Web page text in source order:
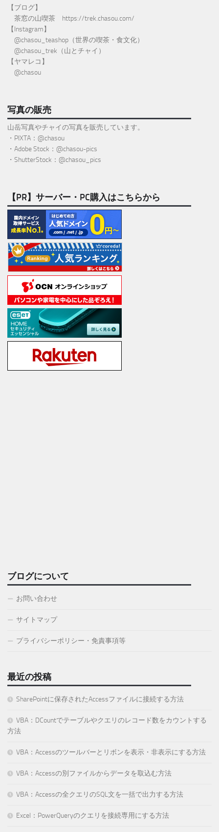
【ブログ】
茶窓の山喫茶 https://trek.chasou.com/
【Instagram】
@chasou_teashop （世界の喫茶・食文化）
@chasou_trek （山とチャイ）
【ヤマレコ】
@chasou
写真の販売
山岳写真やチャイの写真を販売しています。
・PIXTA：@chasou
・Adobe Stock：@chasou-pics
・ShutterStock：@chasou_pics
【PR】サーバー・PC購入はこちらから
ブログについて
お問い合わせ
サイトマップ
プライバシーポリシー・免責事項等
最近の投稿
SharePointに保存されたAccessファイルに接続する方法
VBA：DCountでテーブルやクエリのレコード数をカウントする
方法
VBA：Accessのツールバーとリボンを表示・非表示にする方法
VBA：Accessの別ファイルからデータを取込む方法
VBA：Accessの全クエリのSQL文を一括で出力する方法
Excel：PowerQueryのクエリを接続専用にする方法